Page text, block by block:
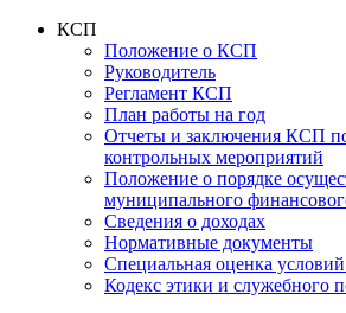
КСП
Положение о КСП
Руководитель
Регламент КСП
План работы на год
Отчеты и заключения КСП
контрольных мероприятий
Положение о порядке
муниципального
Сведения о доходах
Нормативные документы
Специальная оценка условий
Кодекс этики и служебного